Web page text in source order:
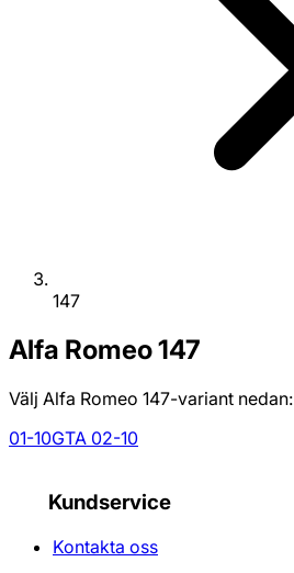
147
Alfa Romeo147
Välj Alfa Romeo 147-variant nedan:
01-10GTA 02-10
Kundservice
Kontakta oss